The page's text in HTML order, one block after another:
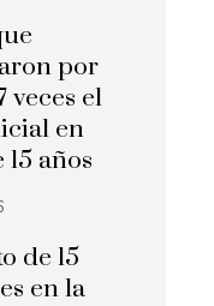
por
veces el
en
años
de 15
en la